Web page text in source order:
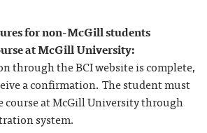
for non-McGill students
at McGill University:
through the BCI website is complete,
a confirmation. The student must
course at McGill University through
system.